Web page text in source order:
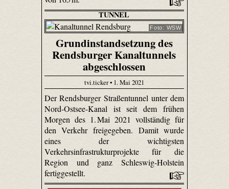
TUNNEL
Foto: WSW
Grundinstandsetzung des
Rendsburger Kanaltunnels
abgeschlossen
tvi.ticker • 1. Mai 2021
Der Rendsburger Straßentunnel unter dem
Nord-Ostsee-Kanal ist seit dem frühen
Morgen des 1. Mai 2021 vollständig für
den Verkehr freigegeben. Damit wurde
eines der wichtigsten
Verkehrsinfrastrukturprojekte für die
Region und ganz Schleswig-Holstein
fertiggestellt.